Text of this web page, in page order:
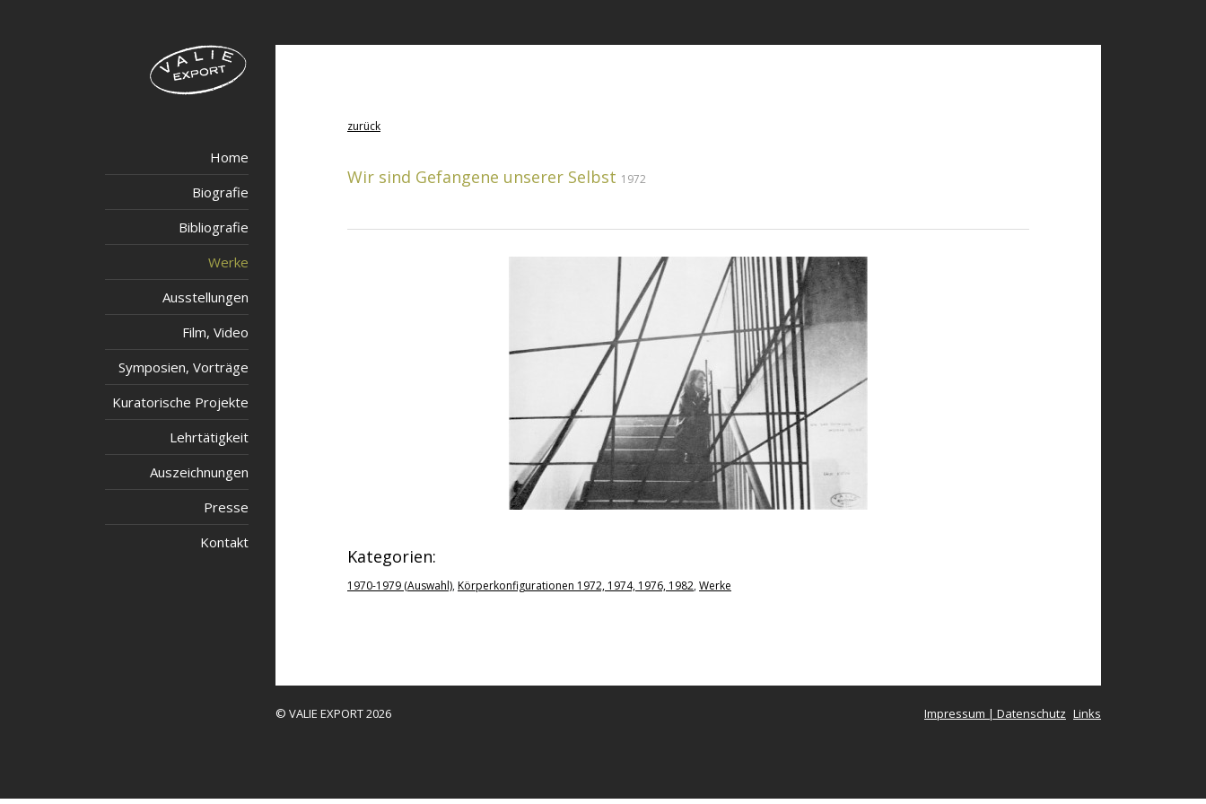
Home
Biografie
Bibliografie
Werke
Ausstellungen
Film, Video
Symposien, Vorträge
Kuratorische Projekte
Lehrtätigkeit
Auszeichnungen
Presse
Kontakt
zurück
Wir sind Gefangene unserer Selbst 1972
Kategorien:
1970-1979 (Auswahl), Körperkonfigurationen 1972, 1974, 1976, 1982, Werke
© VALIE EXPORT 2026 Impressum | Datenschutz Links